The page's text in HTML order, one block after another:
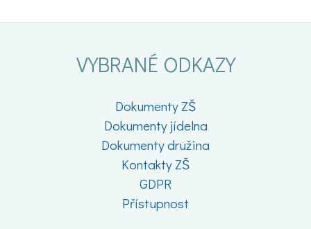
VYBRANÉ ODKAZY
Dokumenty ZŠ
Dokumenty jídelna
Dokumenty družina
Kontakty ZŠ
GDPR
Přístupnost